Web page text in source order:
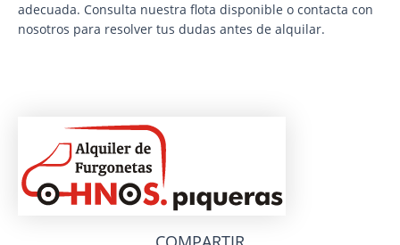
adecuada. Consulta nuestra flota disponible o contacta con
nosotros para resolver tus dudas antes de alquilar.